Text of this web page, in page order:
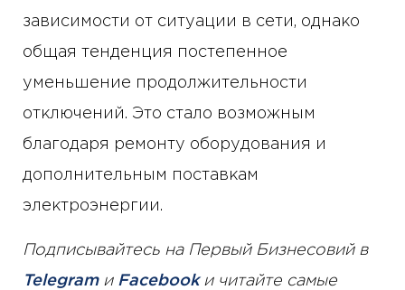
зависимости от ситуации в сети, однако
общая тенденция постепенное
уменьшение продолжительности
отключений. Это стало возможным
благодаря ремонту оборудования и
дополнительным поставкам
электроэнергии.
Подписывайтесь на Первый Бизнесовий в
Telegramи Facebookи читайте самые